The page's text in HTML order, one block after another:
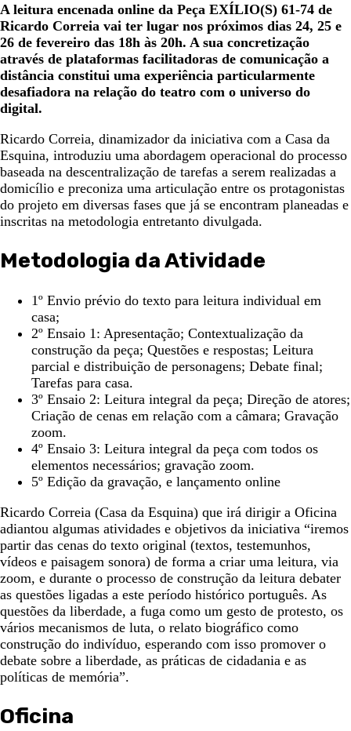
A leitura encenada online da Peça EXÍLIO(S) 61-74 de
Ricardo Correia vai ter lugar nos próximos dias 24, 25 e
26 de fevereiro das 18h às 20h. A sua concretização
através de plataformas facilitadoras de comunicação a
distância constitui uma experiência particularmente
desafiadora na relação do teatro com o universo do
digital.
Ricardo Correia, dinamizador da iniciativa com a Casa da
Esquina, introduziu uma abordagem operacional do processo
baseada na descentralização de tarefas a serem realizadas a
domicílio e preconiza uma articulação entre os protagonistas
do projeto em diversas fases que já se encontram planeadas e
inscritas na metodologia entretanto divulgada.
Metodologia da Atividade
1º Envio prévio do texto para leitura individual em
casa;
2º Ensaio 1: Apresentação; Contextualização da
construção da peça; Questões e respostas; Leitura
parcial e distribuição de personagens; Debate final;
Tarefas para casa.
3º Ensaio 2: Leitura integral da peça; Direção de atores;
Criação de cenas em relação com a câmara; Gravação
zoom.
4º Ensaio 3: Leitura integral da peça com todos os
elementos necessários; gravação zoom.
5º Edição da gravação, e lançamento online
Ricardo Correia (Casa da Esquina) que irá dirigir a Oficina
adiantou algumas atividades e objetivos da iniciativa “iremos
partir das cenas do texto original (textos, testemunhos,
vídeos e paisagem sonora) de forma a criar uma leitura, via
zoom, e durante o processo de construção da leitura debater
as questões ligadas a este período histórico português. As
questões da liberdade, a fuga como um gesto de protesto, os
vários mecanismos de luta, o relato biográfico como
construção do indivíduo, esperando com isso promover o
debate sobre a liberdade, as práticas de cidadania e as
políticas de memória”.
Oficina